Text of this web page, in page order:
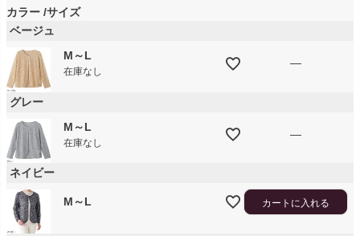
カラー サイズ
ベージュ
M～L
在庫なし
—
グレー
M～L
在庫なし
—
ネイビー
M～L カートに入れる